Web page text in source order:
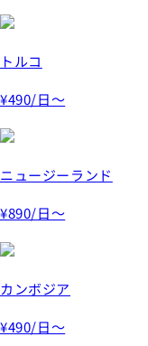
トルコ
¥490/日～
ニュージーランド
¥890/日～
カンボジア
¥490/日～